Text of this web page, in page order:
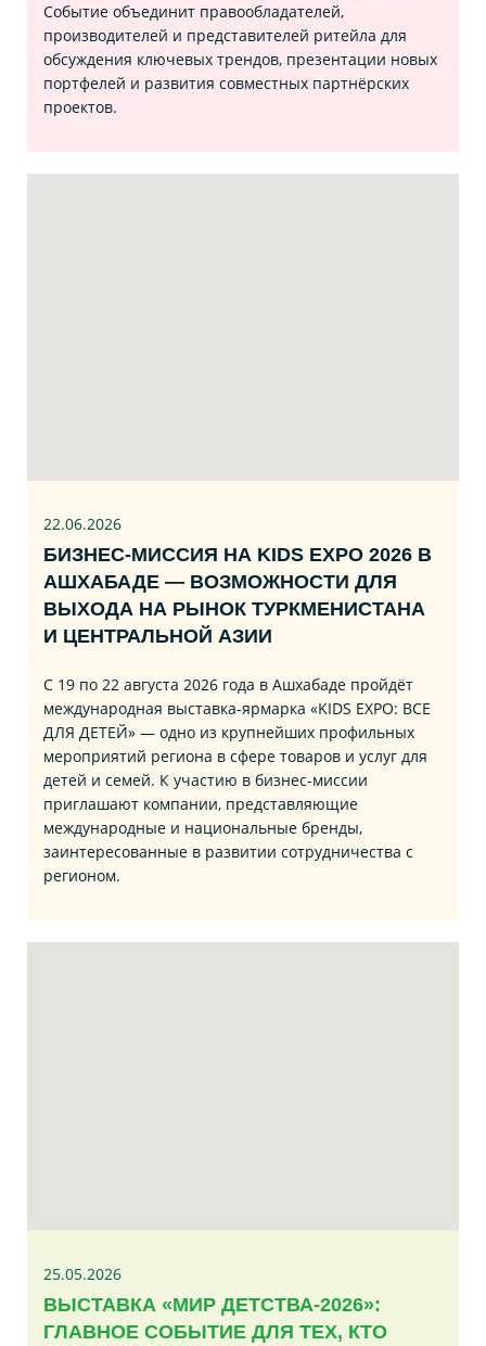
Событие объединит правообладателей,
производителей и представителей ритейла для
обсуждения ключевых трендов, презентации новых
портфелей и развития совместных партнёрских
проектов.
22.06.2026
БИЗНЕС‑МИССИЯ НА KIDS EXPO 2026 В
АШХАБАДЕ — ВОЗМОЖНОСТИ ДЛЯ
ВЫХОДА НА РЫНОК ТУРКМЕНИСТАНА
И ЦЕНТРАЛЬНОЙ АЗИИ
С 19 по 22 августа 2026 года в Ашхабаде пройдёт
международная выставка‑ярмарка «KIDS EXPO: ВСЕ
ДЛЯ ДЕТЕЙ» — одно из крупнейших профильных
мероприятий региона в сфере товаров и услуг для
детей и семей. К участию в бизнес‑миссии
приглашают компании, представляющие
международные и национальные бренды,
заинтересованные в развитии сотрудничества с
регионом.
25.05.2026
ВЫСТАВКА «МИР ДЕТСТВА-2026»:
ГЛАВНОЕ СОБЫТИЕ ДЛЯ ТЕХ, КТО